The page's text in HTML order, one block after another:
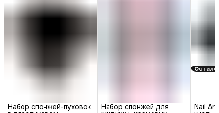
Набор спонжей-пуховок Набор спонжей для Nail